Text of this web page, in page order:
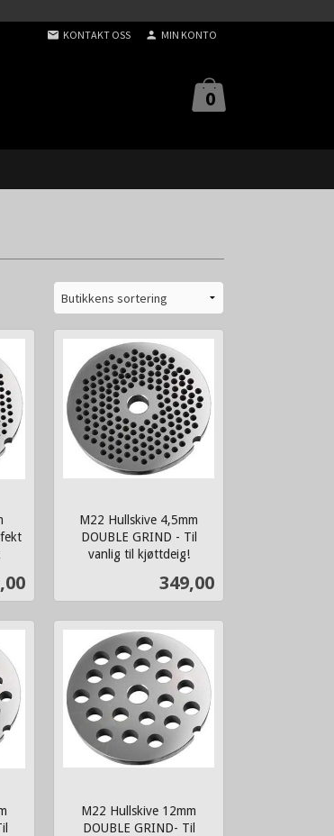
KONTAKT OSS MIN KONTO
0
M22 Hullskive 4,5mm
DOUBLE GRIND - Til
vanlig til kjøttdeig!
Pris
349,00
Kjøp
M22 Hullskive 12mm
DOUBLE GRIND- Til